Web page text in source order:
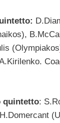
quintetto: